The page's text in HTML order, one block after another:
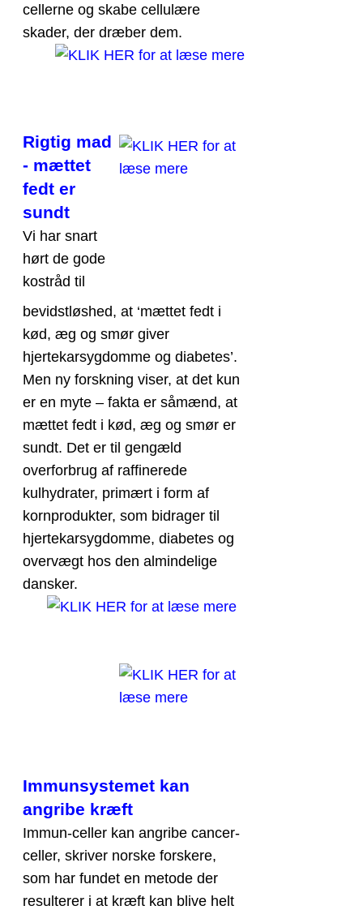
cellerne og skabe cellulære
skader, der dræber dem.
Rigtig mad
- mættet
fedt er
sundt
Vi har snart
hørt de gode
kostråd til
bevidstløshed, at ‘mættet fedt i
kød, æg og smør giver
hjertekarsygdomme og diabetes’.
Men ny forskning viser, at det kun
er en myte – fakta er såmænd, at
mættet fedt i kød, æg og smør er
sundt. Det er til gengæld
overforbrug af raffinerede
kulhydrater, primært i form af
kornprodukter, som bidrager til
hjertekarsygdomme, diabetes og
overvægt hos den almindelige
dansker.
Immunsystemet kan
angribe kræft
Immun-celler kan angribe cancer-
celler, skriver norske forskere,
som har fundet en metode der
resulterer i at kræft kan blive helt